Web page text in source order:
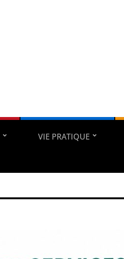
VIE PRATIQUE